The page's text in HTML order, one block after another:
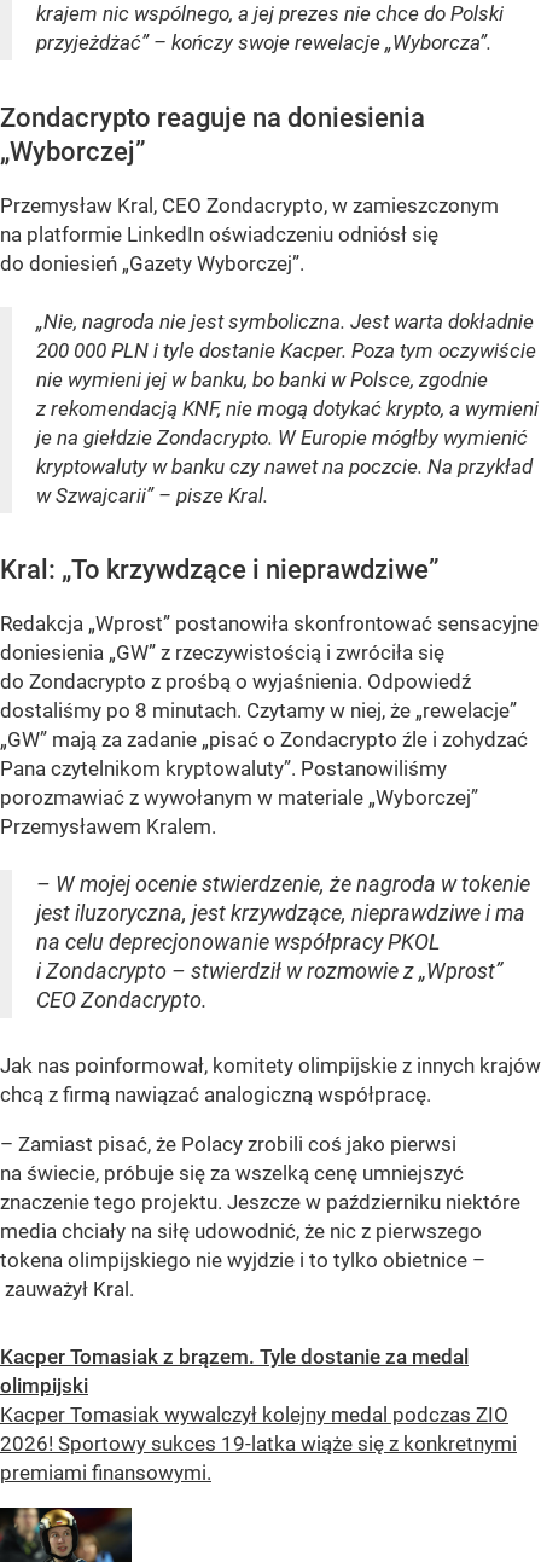
krajem nic wspólnego, a jej prezes nie chce do Polski
przyjeżdżać” – kończy swoje rewelacje „Wyborcza”.
Zondacrypto reaguje na doniesienia
„Wyborczej”
Przemysław Kral, CEO Zondacrypto, w zamieszczonym
na platformie LinkedIn oświadczeniu odniósł się
do doniesień „Gazety Wyborczej”.
„Nie, nagroda nie jest symboliczna. Jest warta dokładnie
200 000 PLN i tyle dostanie Kacper. Poza tym oczywiście
nie wymieni jej w banku, bo banki w Polsce, zgodnie
z rekomendacją KNF, nie mogą dotykać krypto, a wymieni
je na giełdzie Zondacrypto. W Europie mógłby wymienić
kryptowaluty w banku czy nawet na poczcie. Na przykład
w Szwajcarii” – pisze Kral.
Kral: „To krzywdzące i nieprawdziwe”
Redakcja „Wprost” postanowiła skonfrontować sensacyjne
doniesienia „GW” z rzeczywistością i zwróciła się
do Zondacrypto z prośbą o wyjaśnienia. Odpowiedź
dostaliśmy po 8 minutach. Czytamy w niej, że „rewelacje”
„GW” mają za zadanie „pisać o Zondacrypto źle i zohydzać
Pana czytelnikom kryptowaluty”. Postanowiliśmy
porozmawiać z wywołanym w materiale „Wyborczej”
Przemysławem Kralem.
– W mojej ocenie stwierdzenie, że nagroda w tokenie
jest iluzoryczna, jest krzywdzące, nieprawdziwe i ma
na celu deprecjonowanie współpracy PKOL
i Zondacrypto – stwierdził w rozmowie z „Wprost”
CEO Zondacrypto.
Jak nas poinformował, komitety olimpijskie z innych krajów
chcą z firmą nawiązać analogiczną współpracę.
– Zamiast pisać, że Polacy zrobili coś jako pierwsi
na świecie, próbuje się za wszelką cenę umniejszyć
znaczenie tego projektu. Jeszcze w październiku niektóre
media chciały na siłę udowodnić, że nic z pierwszego
tokena olimpijskiego nie wyjdzie i to tylko obietnice –
zauważył Kral.
Kacper Tomasiak z brązem. Tyle dostanie za medal
olimpijski
Kacper Tomasiak wywalczył kolejny medal podczas ZIO
2026! Sportowy sukces 19-latka wiąże się z konkretnymi
premiami finansowymi.